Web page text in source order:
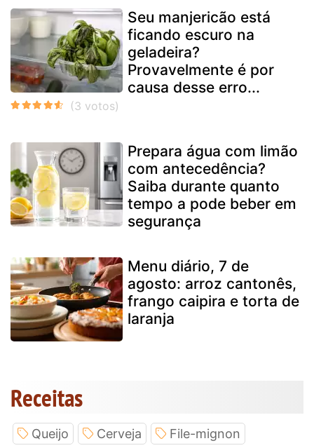
Seu manjericão está
ficando escuro na
geladeira?
Provavelmente é por
causa desse erro...
Prepara água com limão
com antecedência?
Saiba durante quanto
tempo a pode beber em
segurança
Menu diário, 7 de
agosto: arroz cantonês,
frango caipira e torta de
laranja
Receitas
Queijo Cerveja
File-mignon